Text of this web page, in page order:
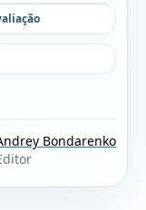
Bondarenko